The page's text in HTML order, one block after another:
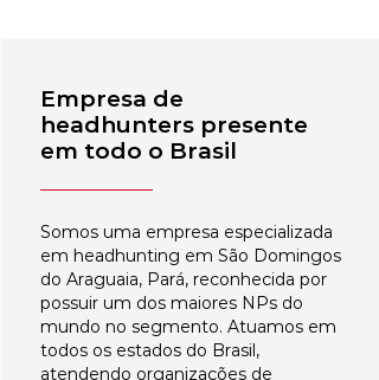
Empresa de
headhunters presente
em todo o Brasil
Somos uma empresa especializada
em headhunting em São Domingos
do Araguaia, Pará, reconhecida por
possuir um dos maiores NPs do
mundo no segmento. Atuamos em
todos os estados do Brasil,
atendendo organizações de